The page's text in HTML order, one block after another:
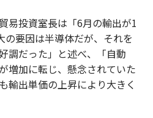
易投資室長は「6月の輸出が1
要因は半導体だが、それを
調だった」と述べ、「自動
増加に転じ、懸念されていた
輸出単価の上昇により大きく